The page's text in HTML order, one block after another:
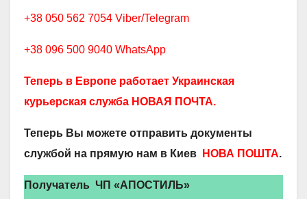
+38 050 562 7054 Viber/Telegram
+38 096 500 9040 WhatsApp
Теперь в Европе работает Украинская
курьерская служба НОВАЯ ПОЧТА.
Теперь Вы можете отправить документы
службой на прямую нам в Киев
НОВА ПОШТА.
Получатель ЧП «АПОСТИЛЬ»